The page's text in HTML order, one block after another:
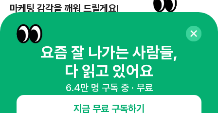
마케팅 감각을 깨워 드릴게요!
뉴스레터 구독하기
요즘 잘 나가는 사람들,
다 읽고 있어요
6.4만 명 구독 중 · 무료
지금 무료 구독하기